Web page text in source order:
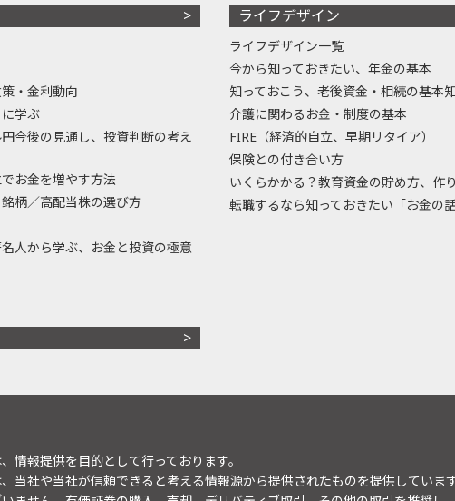
策・金利動向
学ぶ
円今後の見通し、投資判断の考え
お金を増やす方法
銘柄／高配当株の選び方
人から学ぶ、お金と投資の極意
ライフデザイン
ライフデザイン一覧
今から知っておきたい、年金の基本
知っておこう、老後資金・相続の基本
介護に関わるお金・制度の基本
FIRE（経済的自立、早期リタイア）
保険との付き合い方
いくらかかる？教育資金の貯め方、作
転職するなら知っておきたい「お金の話
情報提供を目的として行っております。
当社や当社が信頼できると考える情報源から提供されたものを提供してい